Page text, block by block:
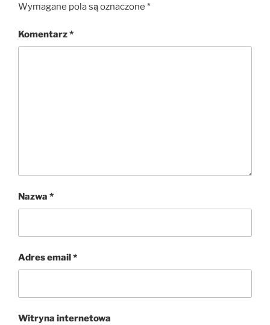
Wymagane pola są oznaczone *
Komentarz*
Nazwa *
Adres email*
Witryna internetowa